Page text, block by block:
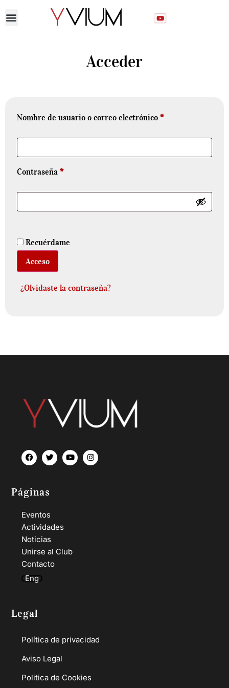
Acceder
Nombre de usuario o correo electrónico *
Contraseña *
Recuérdame
Acceso
¿Olvidaste la contraseña?
Páginas
Eventos
Actividades
Noticias
Unirse al Club
Contacto
Eng
Legal
Política de privacidad
Aviso Legal
Politica de Cookies